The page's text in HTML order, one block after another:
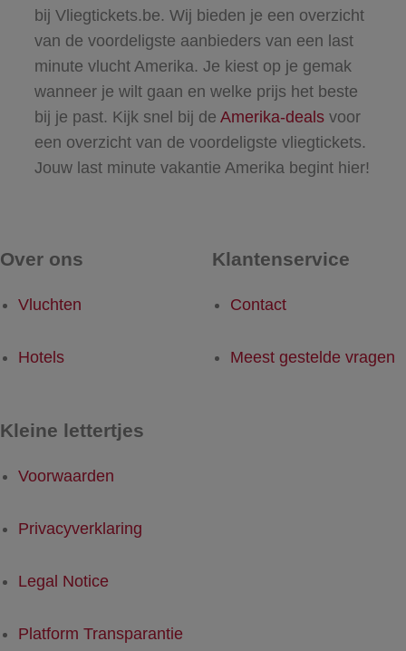
bij Vliegtickets.be. Wij bieden je een overzicht
van de voordeligste aanbieders van een last
minute vlucht Amerika. Je kiest op je gemak
wanneer je wilt gaan en welke prijs het beste
bij je past. Kijk snel bij de Amerika-deals​​voor
een overzicht van de voordeligste vliegtickets.
Jouw last minute vakantie Amerika begint hier!
Over ons
Vluchten
Hotels
Klantenservice
Contact
Meest gestelde vragen
Kleine lettertjes
Voorwaarden
Privacyverklaring
Legal Notice
Platform Transparantie